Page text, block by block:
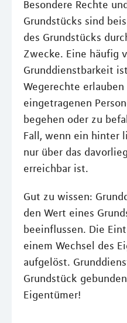
Besondere Rechte
Grundstücks sind
des Grundstücks
Zwecke. Eine häufig
Grunddienstbarkeit
Wegerechte
eingetragenen
begehen oder zu
Fall, wenn ein hinter
nur über das
erreichbar ist.
Gut zu wissen:
den Wert eines
beeinflussen. Die
einem Wechsel des
aufgelöst.
Grundstück
Eigentümer!